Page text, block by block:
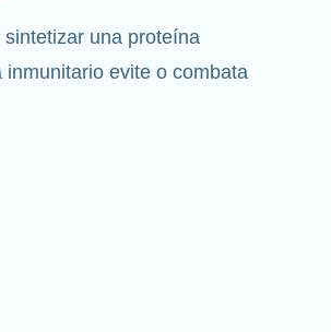
sintetizar una proteína
evite o combata